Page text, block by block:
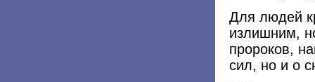
Для людей
излишним,
пророков,
сил, но и о